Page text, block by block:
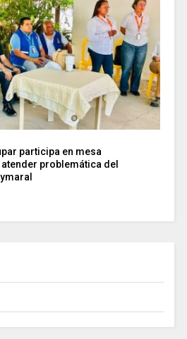
participa en mesa
problemática del